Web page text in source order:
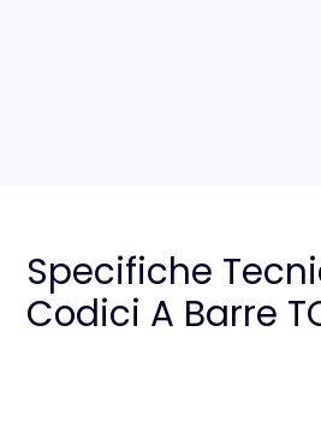
Specifiche
Codici A Barre